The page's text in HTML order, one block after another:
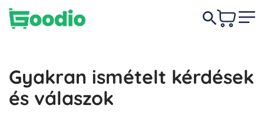
Gyakran ismételt kérdések
és válaszok